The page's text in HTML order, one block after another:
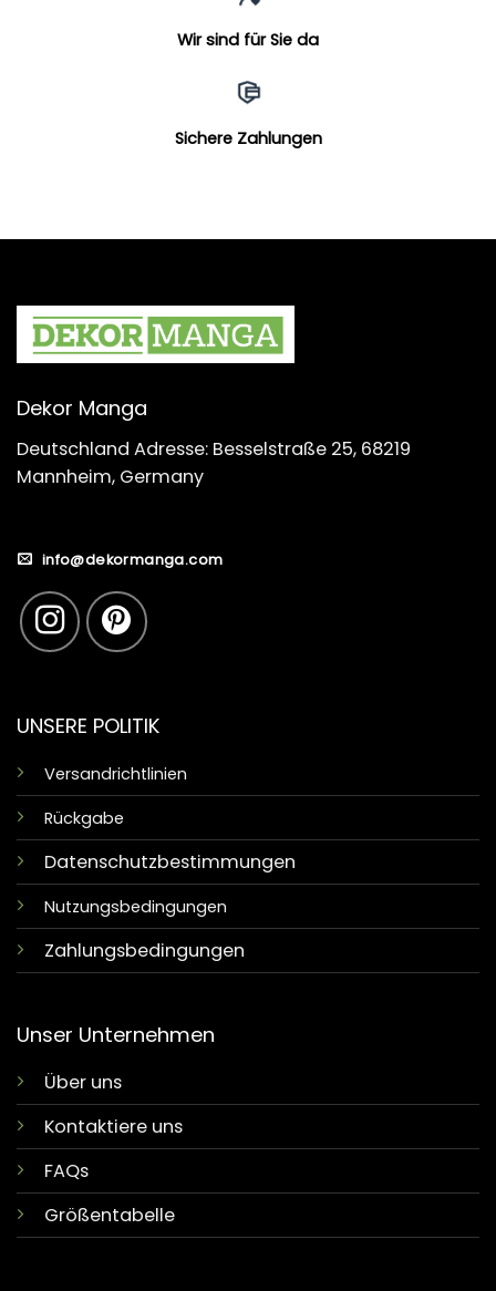
Wir sind für Sie da
Sichere Zahlungen
Dekor Manga
Deutschland Adresse: Besselstraße 25, 68219
Mannheim, Germany
info@dekormanga.com
UNSERE POLITIK
Versandrichtlinien
Rückgabe
Datenschutzbestimmungen
Nutzungsbedingungen
Zahlungsbedingungen
Unser Unternehmen
Über uns
Kontaktiere uns
FAQs
Größentabelle